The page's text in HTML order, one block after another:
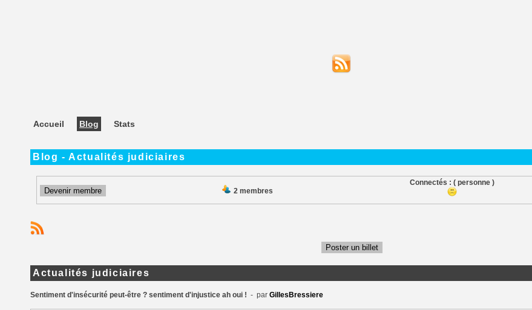
Accueil Blog Stats
Blog - Actualités judiciaires
Devenir membre 2 membres
Connectés : ( personne )
Poster un billet
Actualités judiciaires
Sentiment d'insécurité peut-être ? sentiment d'injustice ah oui ! - par GillesBressiere